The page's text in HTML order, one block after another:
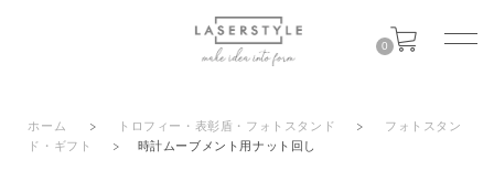
0
ホーム > トロフィー・表彰盾・フォトスタンド >
フォトスタン
ド・ギフト
> 時計ムーブメント用ナット回し